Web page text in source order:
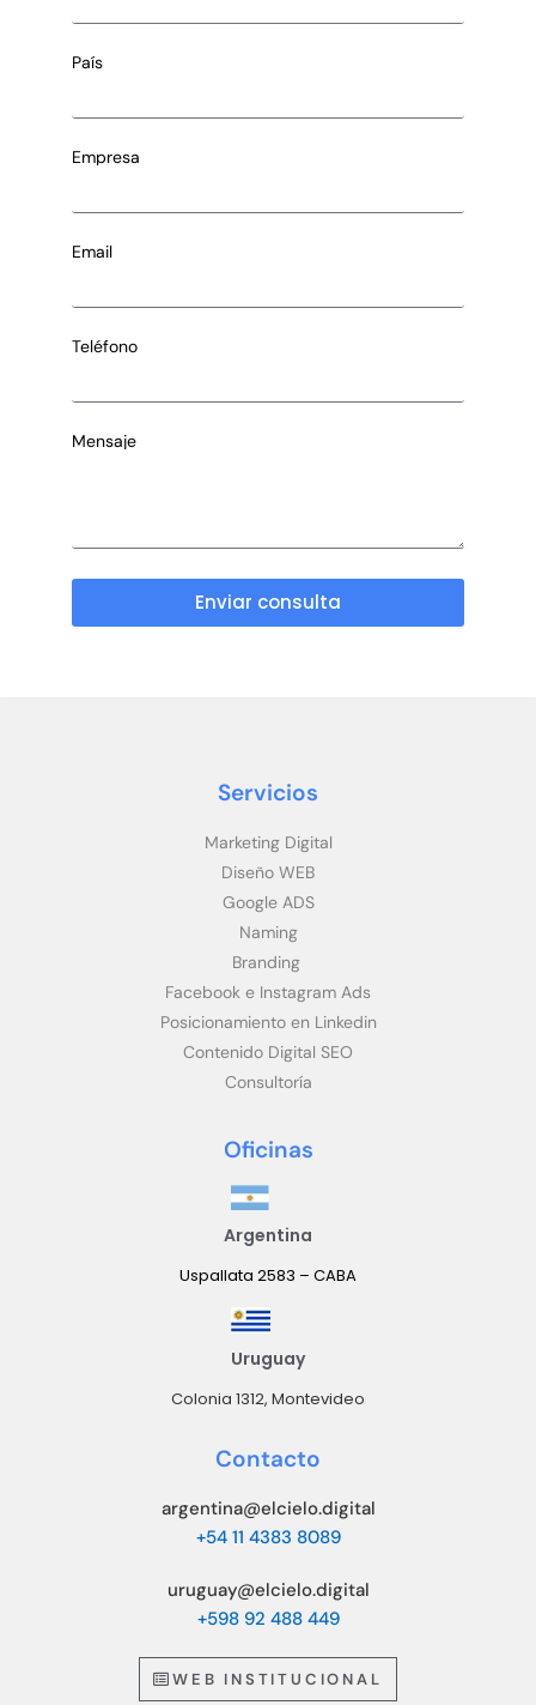
País
Empresa
Email
Teléfono
Mensaje
Enviar consulta
Servicios
Marketing Digital
Diseño WEB
Google ADS
Naming
Branding
Facebook e Instagram Ads
Posicionamiento en Linkedin
Contenido Digital SEO
Consultoría
Oficinas
Argentina
Uspallata 2583 – CABA
Uruguay
Colonia 1312, Montevideo
Contacto
argentina@elcielo.digital
+54 11 4383 8089
uruguay@elcielo.digital
+598 92 488 449
WEB INSTITUCIONAL